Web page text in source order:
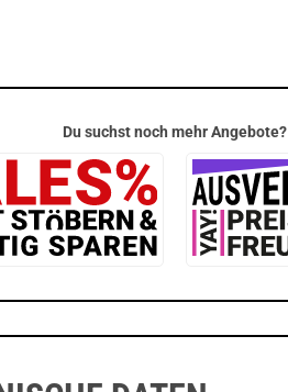
Du suchst noch mehr Angebote?